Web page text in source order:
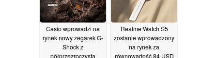
Casio wprowadzi na
rynek nowy zegarek G-
Shock z
półprzezroczystą
Realme Watch S5
zostanie wprowadzony
na rynek za
równowartość 84 USD